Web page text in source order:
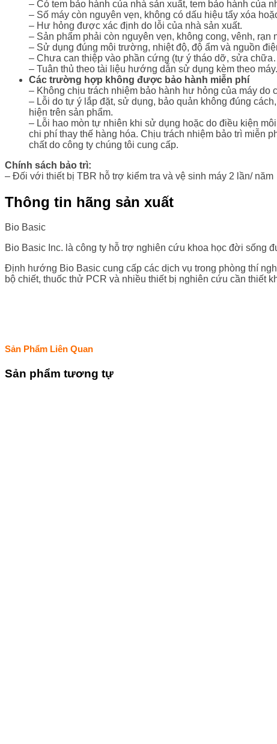
– Có tem bảo hành của nhà sản xuất, tem bảo hành của
– Số máy còn nguyên vẹn, không có dấu hiệu tẩy xóa
– Hư hỏng được xác định do lỗi của nhà sản xuất.
– Sản phẩm phải còn nguyên vẹn, không cong, vênh,
– Sử dụng đúng môi trường, nhiệt độ, độ ẩm và nguồn
– Chưa can thiệp vào phần cứng (tự ý tháo dỡ, sửa
– Tuân thủ theo tài liệu hướng dẫn sử dụng kèm theo máy.
Các trường hợp không được bảo hành miễn phí
– Không chịu trách nhiệm bảo hành hư hỏng của máy
– Lỗi do tự ý lắp đặt, sử dụng, bảo quản không đúng
hiện trên sản phẩm.
– Lỗi hao mòn tự nhiên khi sử dụng hoặc do điều kiện
chi phí thay thế hàng hóa. Chịu trách nhiệm bảo trì miễn
chất do công ty chúng tôi cung cấp.
Chính sách bảo trì:
– Đối với thiết bị TBR hỗ trợ kiểm tra và vệ sinh máy 2 lần/ năm
Thông tin hãng sản xuất
Bio Basic
Bio Basic Inc. là công ty hỗ trợ nghiên cứu khoa học đời sống
Định hướng Bio Basic cung cấp các dịch vụ trong phòng thí
bộ chiết, thuốc thử PCR và nhiều thiết bị nghiên cứu cần thiết
Sản Phẩm Liên Quan
Sản phẩm tương tự